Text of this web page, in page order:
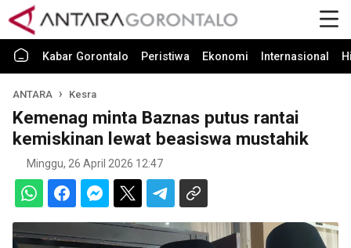
Kabar Gorontalo Peristiwa Ekonomi Internasional
ANTARA Kesra
Kemenag minta Baznas putus rantai
kemiskinan lewat beasiswa mustahik
Minggu, 26 April 2026 12:47